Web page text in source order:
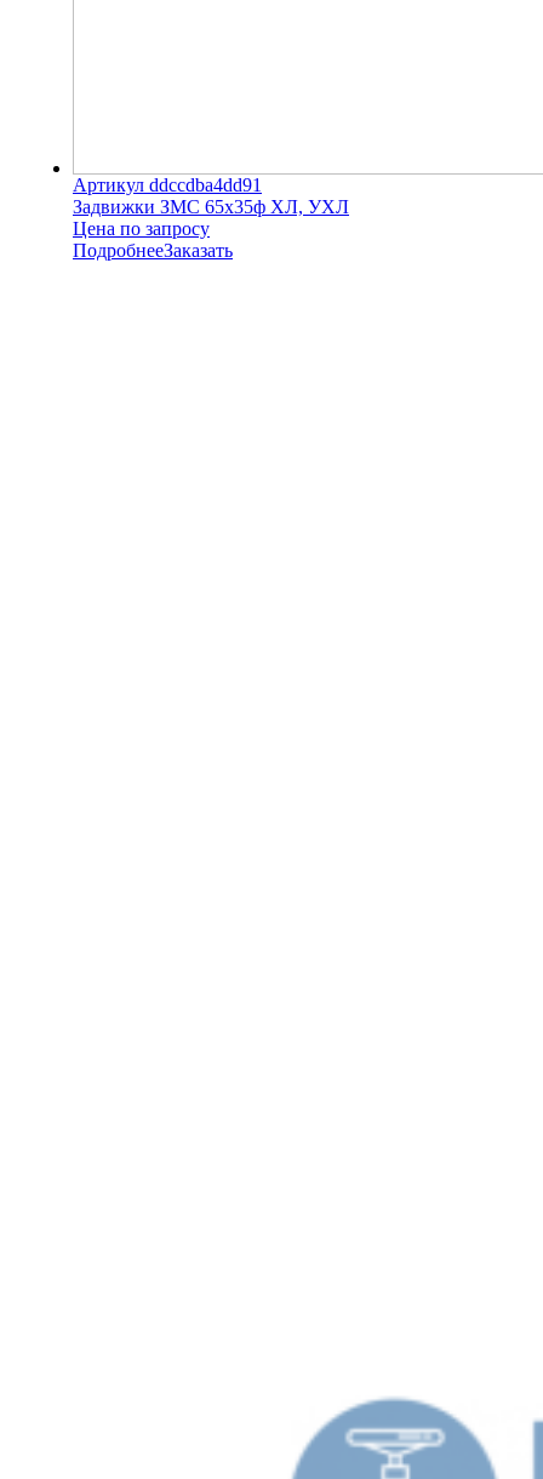
Артикул ddccdba4dd91
Задвижки ЗМС 65х35ф ХЛ, УХЛ
Цена по запросу
ПодробнееЗаказать